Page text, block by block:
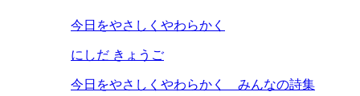
今日をやさしくやわらかく
にしだ きょうご
今日をやさしくやわらかく みんなの詩集